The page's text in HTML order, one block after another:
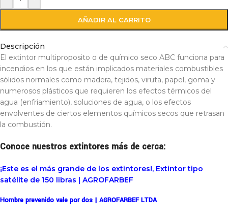
AÑADIR AL CARRITO
Descripción
El extintor multiproposito o de químico seco ABC funciona para
incendios en los que están implicados materiales combustibles
sólidos normales como madera, tejidos, viruta, papel, goma y
numerosos plásticos que requieren los efectos térmicos del
agua (enfriamiento), soluciones de agua, o los efectos
envolventes de ciertos elementos químicos secos que retrasan
la combustión.
Conoce nuestros extintores más de cerca:
¡Este es el más grande de los extintores!, Extintor tipo
satélite de 150 libras | AGROFARBEF
Hombre prevenido vale por dos | AGROFARBEF LTDA